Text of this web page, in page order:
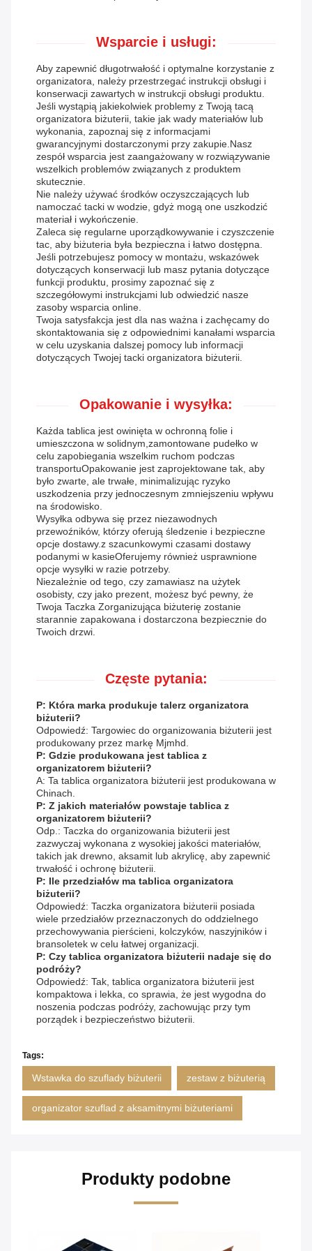
Wsparcie i usługi:
Aby zapewnić długotrwałość i optymalne korzystanie z
organizatora, należy przestrzegać instrukcji obsługi i
konserwacji zawartych w instrukcji obsługi produktu.
Jeśli wystąpią jakiekolwiek problemy z Twoją tacą
organizatora biżuterii, takie jak wady materiałów lub
wykonania, zapoznaj się z informacjami
gwarancyjnymi dostarczonymi przy zakupie.Nasz
zespół wsparcia jest zaangażowany w rozwiązywanie
wszelkich problemów związanych z produktem
skutecznie.
Nie należy używać środków oczyszczających lub
namoczać tacki w wodzie, gdyż mogą one uszkodzić
materiał i wykończenie.
Zaleca się regularne uporządkowywanie i czyszczenie
tac, aby biżuteria była bezpieczna i łatwo dostępna.
Jeśli potrzebujesz pomocy w montażu, wskazówek
dotyczących konserwacji lub masz pytania dotyczące
funkcji produktu, prosimy zapoznać się z
szczegółowymi instrukcjami lub odwiedzić nasze
zasoby wsparcia online.
Twoja satysfakcja jest dla nas ważna i zachęcamy do
skontaktowania się z odpowiednimi kanałami wsparcia
w celu uzyskania dalszej pomocy lub informacji
dotyczących Twojej tacki organizatora biżuterii.
Opakowanie i wysyłka:
Każda tablica jest owinięta w ochronną folie i
umieszczona w solidnym,zamontowane pudełko w
celu zapobiegania wszelkim ruchom podczas
transportuOpakowanie jest zaprojektowane tak, aby
było zwarte, ale trwałe, minimalizując ryzyko
uszkodzenia przy jednoczesnym zmniejszeniu wpływu
na środowisko.
Wysyłka odbywa się przez niezawodnych
przewoźników, którzy oferują śledzenie i bezpieczne
opcje dostawy.z szacunkowymi czasami dostawy
podanymi w kasieOferujemy również usprawnione
opcje wysyłki w razie potrzeby.
Niezależnie od tego, czy zamawiasz na użytek
osobisty, czy jako prezent, możesz być pewny, że
Twoja Taczka Zorganizująca biżuterię zostanie
starannie zapakowana i dostarczona bezpiecznie do
Twoich drzwi.
Częste pytania:
P: Która marka produkuje talerz organizatora
biżuterii?
Odpowiedź: Targowiec do organizowania biżuterii jest
produkowany przez markę Mjmhd.
P: Gdzie produkowana jest tablica z
organizatorem biżuterii?
A: Ta tablica organizatora biżuterii jest produkowana w
Chinach.
P: Z jakich materiałów powstaje tablica z
organizatorem biżuterii?
Odp.: Taczka do organizowania biżuterii jest
zazwyczaj wykonana z wysokiej jakości materiałów,
takich jak drewno, aksamit lub akrylicę, aby zapewnić
trwałość i ochronę biżuterii.
P: Ile przedziałów ma tablica organizatora
biżuterii?
Odpowiedź: Taczka organizatora biżuterii posiada
wiele przedziałów przeznaczonych do oddzielnego
przechowywania pierścieni, kolczyków, naszyjników i
bransoletek w celu łatwej organizacji.
P: Czy tablica organizatora biżuterii nadaje się do
podróży?
Odpowiedź: Tak, tablica organizatora biżuterii jest
kompaktowa i lekka, co sprawia, że jest wygodna do
noszenia podczas podróży, zachowując przy tym
porządek i bezpieczeństwo biżuterii.
Tags:
Wstawka do szuflady biżuterii zestaw z biżuterią
organizator szuflad z aksamitnymi biżuteriami
Produkty podobne